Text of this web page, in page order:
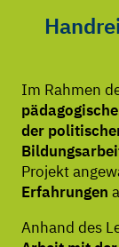
Im Rahmen
der
Projekt
Erfahrungen
Anhand des